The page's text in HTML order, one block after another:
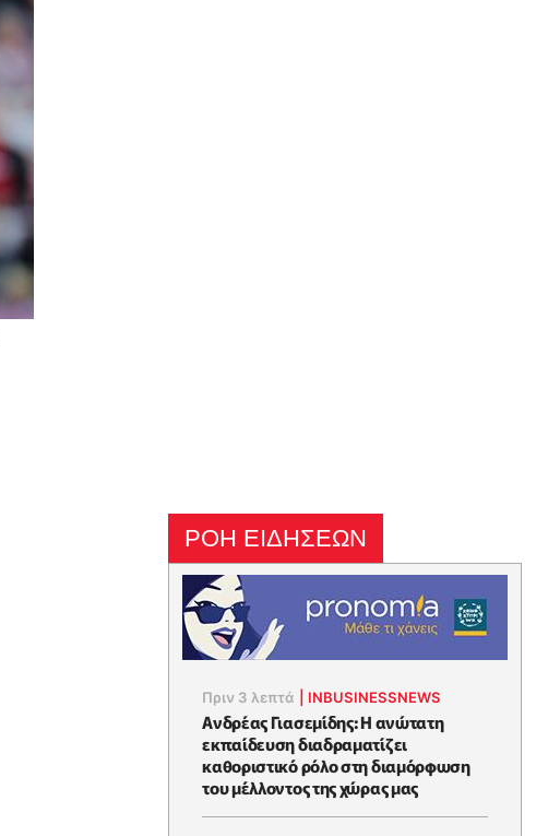
ΡΟΗ ΕΙΔΗΣΕΩΝ
Πριν 3 λεπτά INBUSINESSNEWS
Ανδρέας Γιασεμίδης: Η ανώτατη
εκπαίδευση διαδραματίζει
καθοριστικό ρόλο στη διαμόρφωση
του μέλλοντος της χώρας μας